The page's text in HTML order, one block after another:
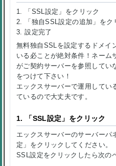
1. 「SSL設定」をクリック
2. 「独自SSL設定の追加」をク
3. 設定完了
無料独自SSLを設定するドメイ
いる必ことが絶対条件！ネーム
がご契約サーバーを参照してい
をつけて下さい！
エックスサーバーで運用してい
ているので大丈夫です。
1. 「SSL設定」をクリック
エックスサーバーのサーバーパ
定」をクリックしてください。
SSL設定をクリックしたら次の